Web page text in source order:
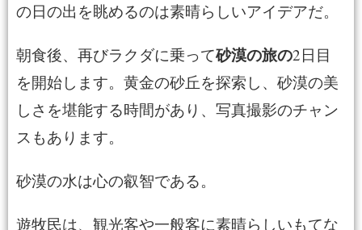
の日の出を眺めるのは素晴らしいアイデアだ。
朝食後、再びラクダに乗って砂漠の旅の2日目
を開始します。黄金の砂丘を探索し、砂漠の美
しさを堪能する時間があり、写真撮影のチャン
スもあります。
砂漠の水は心の叡智である。
遊牧民は、観光客や一般客に素晴らしいもてな